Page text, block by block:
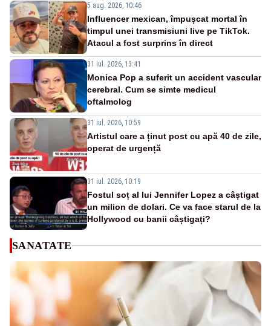
5 aug. 2026, 10:46
Influencer mexican, împușcat mortal în
timpul unei transmisiuni live pe TikTok.
Atacul a fost surprins în direct
31 iul. 2026, 13:41
Monica Pop a suferit un accident vascular
cerebral. Cum se simte medicul
oftalmolog
31 iul. 2026, 10:59
Artistul care a ținut post cu apă 40 de zile,
operat de urgență
31 iul. 2026, 10:19
Fostul soț al lui Jennifer Lopez a câștigat
un milion de dolari. Ce va face starul de la
Hollywood cu banii câștigați?
SANATATE